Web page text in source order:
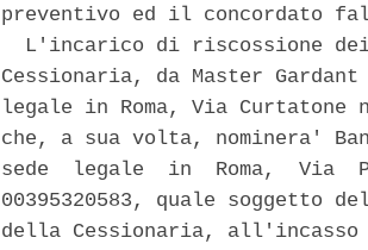
preventivo ed il concordato
L'incarico di riscossione
Cessionaria, da Master
legale in Roma, Via
che, a sua volta, nominera'
sede  legale  in  Roma,  Via
00395320583, quale soggetto
della Cessionaria, all'incasso